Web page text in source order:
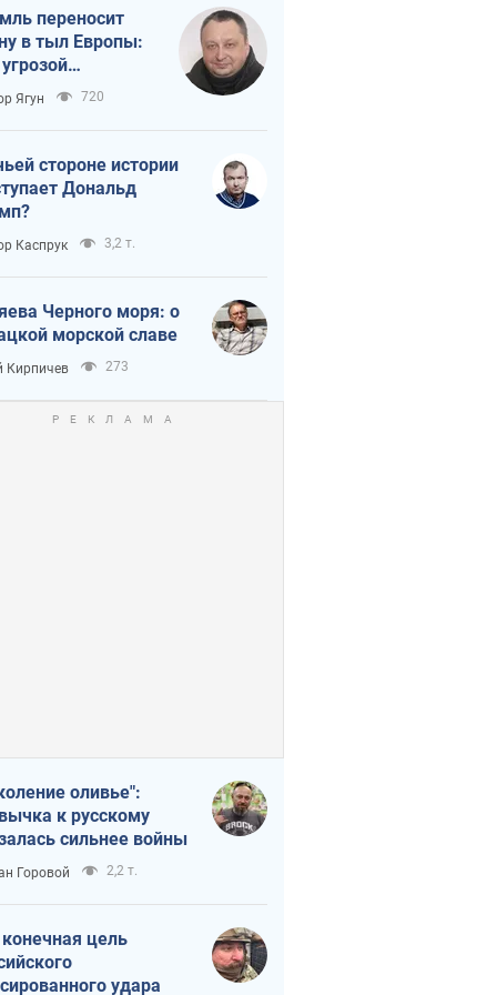
переносит
в тыл Европы:
Ягун 720
стороне истории
Дональд
Каспрук 3,2 т.
Черного моря: о
морской славе
Кирпичев 273
оливье":
к русскому
сильнее войны
Горовой 2,2 т.
цель
удара